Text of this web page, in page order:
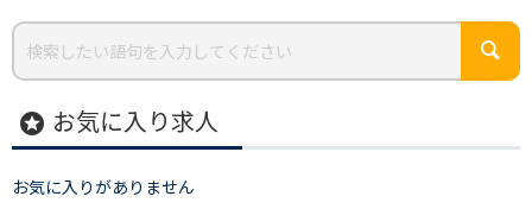
stars お気に入り求人
お気に入りがありません